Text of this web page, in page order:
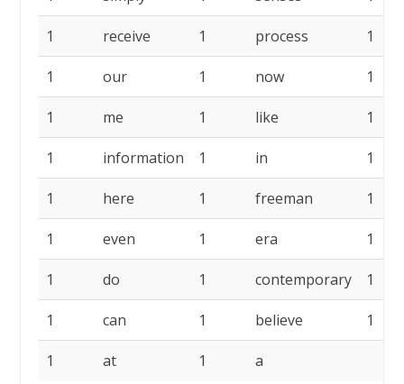
1 receive 1 process 1
1 our 1 now 1
1 me 1 like 1
1 information 1 in 1
1 here 1 freeman 1
1 even 1 era 1
1 do 1 contemporary 1
1 can 1 believe 1
1 at 1 a